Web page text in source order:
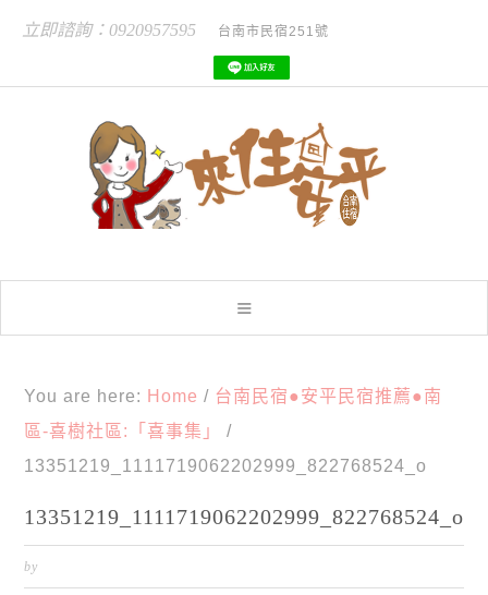
立即諮詢：0920957595 台南市民宿251號
You are here: Home / 台南民宿●安平民宿推薦●南
區-喜樹社區:「喜事集」
/
13351219_1111719062202999_822768524_o
13351219_1111719062202999_822768524_o
by